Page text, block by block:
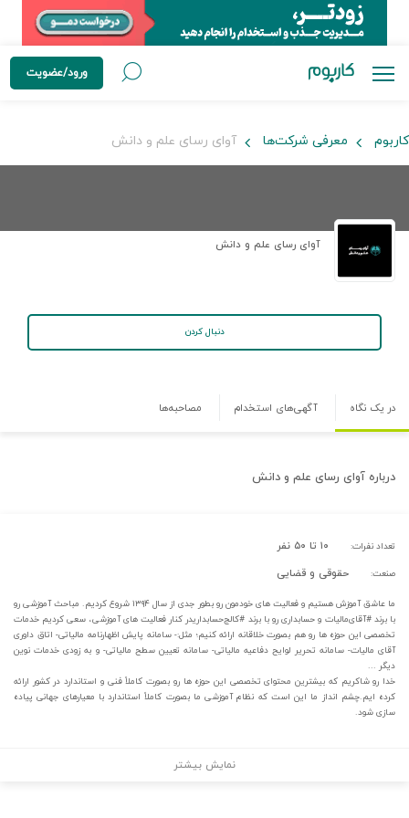
ورود/عضویت
کاربوم معرفی شرکت‌ها آوای رسای علم و دانش
آوای رسای علم و دانش
دنبال کردن
در یک نگاه آگهی‌های استخدام مصاحبه‌ها
درباره آوای رسای علم و دانش
تعداد نفرات: ۱۰ تا ۵۰ نفر
صنعت: حقوقی و قضایی
ما عاشق آموزش هستیم و فعالیت های خودمون رو بطور جدی از سال ۱۳۹۴ شروع کردیم. مباحث آموزشی رو
با برند #آقای‌مالیات و حسابداری رو با برند #کالج‌حسابداریدر کنار فعالیت های آموزشی، سعی کردیم خدمات
تخصصی این حوزه ها رو هم بصورت خلاقانه ارائه کنیم؛ مثل:- سامانه پایش اظهارنامه مالیاتی- اتاق داوری
آقای مالیات- سامانه تحریر لوایح دفاعیه مالیاتی- سامانه تعیین سطح مالیاتی- و به زودی خدمات نوین
دیگر ...
خدا رو شاکریم که بیشترین محتوای تخصصی این حوزه ها رو بصورت کاملاً فنی و استاندارد در کشور ارائه
کرده ایم.چشم انداز ما این است که نظام آموزشی ما بصورت کاملاً استاندارد با معیارهای جهانی پیاده
سازی شود.
نمایش بیشتر